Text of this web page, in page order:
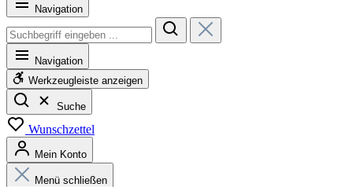
Navigation
Navigation
Werkzeugleiste anzeigen
Suche
Wunschzettel
Mein Konto
Menü schließen